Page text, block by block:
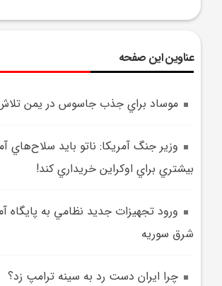
عناوین این صفحه
موساد براي جذب جاسوس در يمن
وزير جنگ آمريکا: ناتو بايد سلاح‌هاي
بيشتري براي اوکراين خريداري کند!
ورود تجهيزات جديد نظامي به پايگاه
شرق سوريه
چرا ايران دست رد به سينه ترامپ زد؟